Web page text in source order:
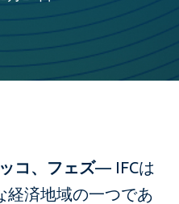
コ、フェズ— IFCは
経済地域の一つであ